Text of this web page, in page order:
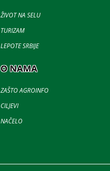
ŽIVOT NA SELU
TURIZAM
LEPOTE SRBIJE
O NAMA
ZAŠTO AGROINFO
CILJEVI
NAČELO